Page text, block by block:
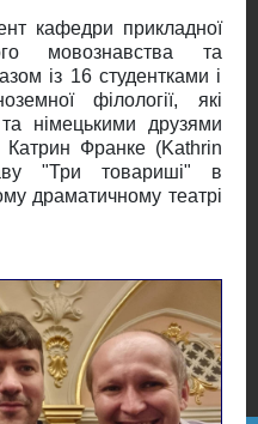
кафедри прикладної
мовознавства та
із 16 студентками і
філології, які
німецькими друзями
Франке (Kathrin
"Три товариші" в
драматичному театрі